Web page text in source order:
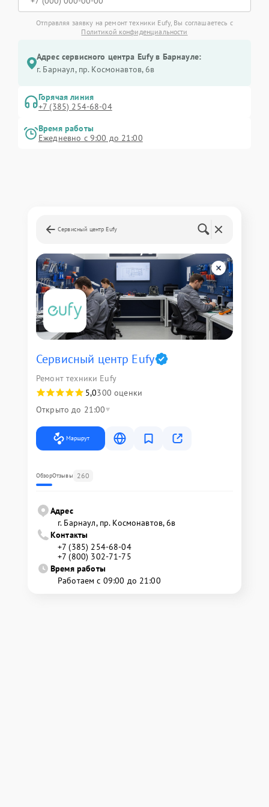
Отправляя заявку на ремонт техники Eufy, Вы соглашаетесь с
Политикой конфиденциальности
Адрес сервисного центра Eufy в Барнауле:
г. Барнаул, ​пр. Космонавтов, 6в
Горячая линия
+7 (385) 254-68-04
Время работы
Ежедневно с 9:00 до 21:00
Сервисный центр Eufy
Сервисный центр Eufy
Ремонт техники Eufy
5,0300 оценки
Открыто до 21:00
Маршрут
ОбзорОтзывы 260
Адрес
г. Барнаул, ​пр. Космонавтов, 6в
Контакты
+7 (385) 254-68-04
+7 (800) 302-71-75
Время работы
Работаем с 09:00 до 21:00